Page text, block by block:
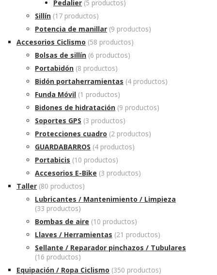
Pedalier (5 productos)
Sillín (17 productos)
Potencia de manillar (9 productos)
Accesorios Ciclismo (58 productos)
Bolsas de sillín (6 productos)
Portabidón (8 productos)
Bidón portaherramientas (4 productos)
Funda Móvil (1 productos)
Bidones de hidratación (9 productos)
Soportes GPS (3 productos)
Protecciones cuadro (2 productos)
GUARDABARROS (4 productos)
Portabicis (10 productos)
Accesorios E-Bike (3 productos)
Taller (80 productos)
Lubricantes / Mantenimiento / Limpieza
(33 productos)
Bombas de aire (10 productos)
Llaves / Herramientas (21 productos)
Sellante / Reparador pinchazos / Tubulares
(16 productos)
Equipación / Ropa Ciclismo (350 productos)